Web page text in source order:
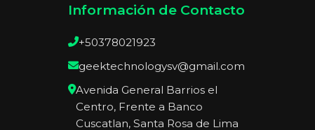
Información de Contacto
+50378021923
geektechnologysv@gmail.com
Avenida General Barrios el
Centro, Frente a Banco
Cuscatlan, Santa Rosa de Lima